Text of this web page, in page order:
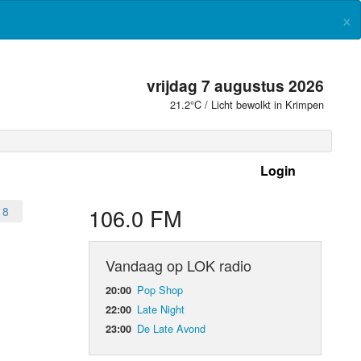
×
vrijdag 7 augustus 2026
21.2°C / Licht bewolkt in Krimpen
Login
106.0 FM
Vandaag op LOK radio
20:00 Pop Shop
22:00 Late Night
23:00 De Late Avond